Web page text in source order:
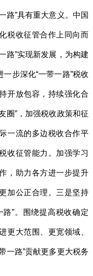
路”具有重大意义。中国
税收征管合作上同向而
路”实现新发展，为构建
步深化“一带一路”税收
开放包容，持续强化合
圈”，加强税收政策和征
一流的多边税收合作平
收征管能力。加强学习
，助力各方进一步提升
加公正合理。三是坚持
”。围绕提高税收确定
更大范围、更宽领域、
一路”贡献更多更大税务